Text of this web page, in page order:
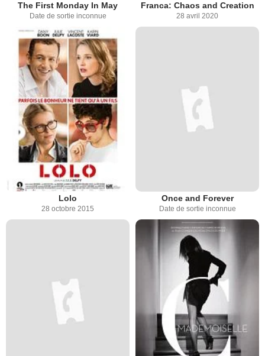
The First Monday In May
Date de sortie inconnue
Franca: Chaos and Creation
28 avril 2020
Lolo
28 octobre 2015
Once and Forever
Date de sortie inconnue